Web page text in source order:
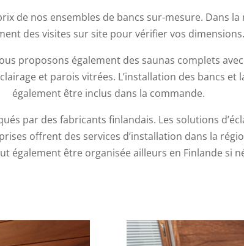
de nos ensembles de bancs sur-mesure. Dans
des visites sur site pour vérifier vos dimensions.
proposons également des saunas complets
et parois vitrées. L’installation des bancs
également être inclus dans la commande.
par des fabricants finlandais. Les solutions
offrent des services d’installation dans la
également être organisée ailleurs en Finlande si